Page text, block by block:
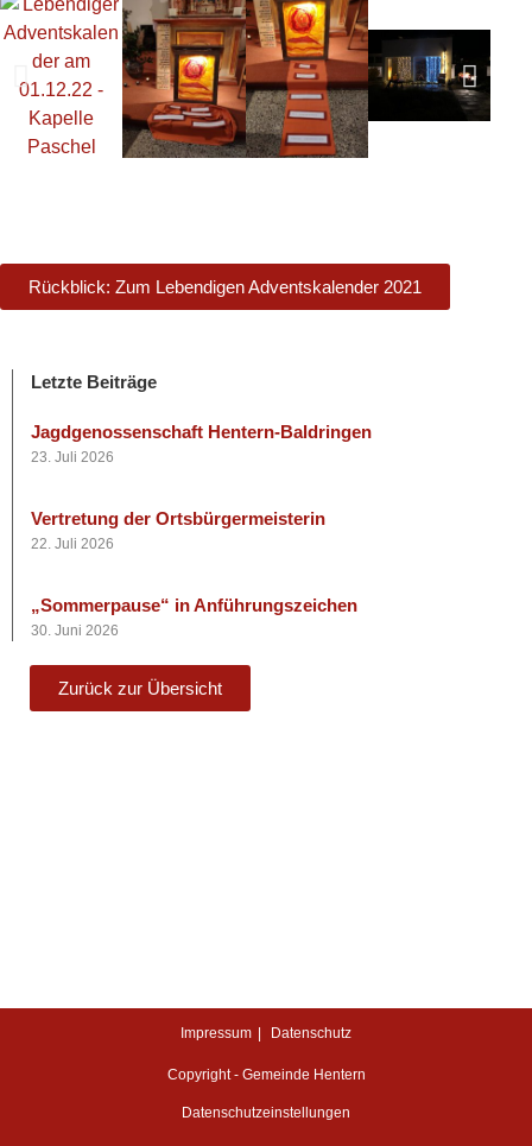
Rückblick: Zum Lebendigen Adventskalender 2021
Letzte Beiträge
Jagdgenossenschaft Hentern-Baldringen
23. Juli 2026
Vertretung der Ortsbürgermeisterin
22. Juli 2026
„Sommerpause“ in Anführungszeichen
30. Juni 2026
Zurück zur Übersicht
Impressum Datenschutz
Copyright - Gemeinde Hentern
Datenschutzeinstellungen